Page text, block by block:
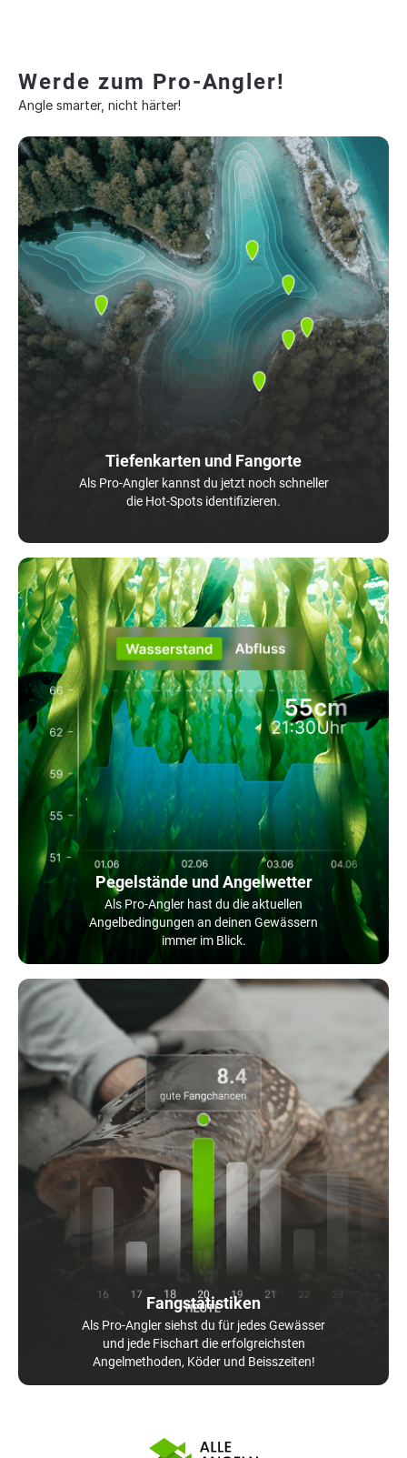
Werde zum Pro-Angler!
Angle smarter, nicht härter!
Tiefenkarten und Fangorte
Als Pro-Angler kannst du jetzt noch schneller
die Hot-Spots identifizieren.
Pegelstände und Angelwetter
Als Pro-Angler hast du die aktuellen
Angelbedingungen an deinen Gewässern
immer im Blick.
Fangstatistiken
Als Pro-Angler siehst du für jedes Gewässer
und jede Fischart die erfolgreichsten
Angelmethoden, Köder und Beisszeiten!